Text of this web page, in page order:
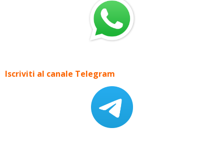
Iscriviti al canale Telegram